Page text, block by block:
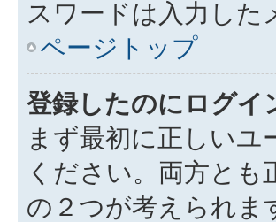
スワードは入力し
ページトップ
登録したのにログイ
まず最初に正しい
ください。両方と
の２つが考えられま